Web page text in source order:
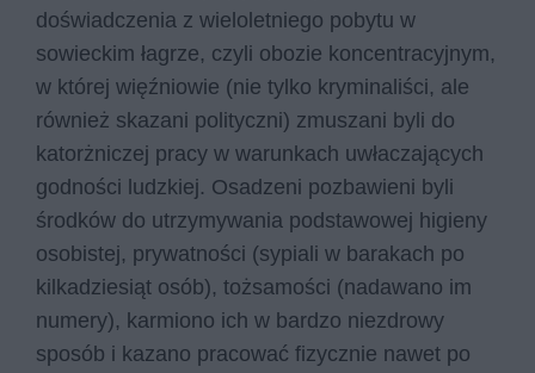
doświadczenia z wieloletniego pobytu w
sowieckim łagrze, czyli obozie koncentracyjnym,
w której więźniowie (nie tylko kryminaliści, ale
również skazani polityczni) zmuszani byli do
katorżniczej pracy w warunkach uwłaczających
godności ludzkiej. Osadzeni pozbawieni byli
środków do utrzymywania podstawowej higieny
osobistej, prywatności (sypiali w barakach po
kilkadziesiąt osób), tożsamości (nadawano im
numery), karmiono ich w bardzo niezdrowy
sposób i kazano pracować fizycznie nawet po